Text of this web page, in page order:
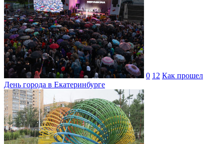
0 12 Как прошел
День города в Екатеринбурге